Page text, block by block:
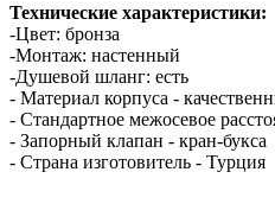
Технические характеристики:
-Цвет: бронза
-Монтаж: настенный
-Душевой шланг: есть
- Материал корпуса -
- Стандартное межосевое
- Запорный клапан - кран-букса
- Страна изготовитель - Турция